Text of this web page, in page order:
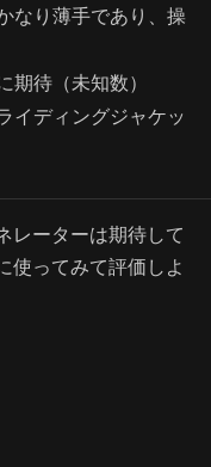
なり薄手であり、操
期待（未知数）
イディングジャケッ
レーターは期待して
使ってみて評価しよ